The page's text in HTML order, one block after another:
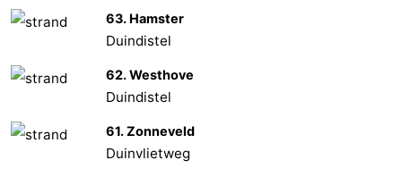
63. Hamster
Duindistel
62. Westhove
Duindistel
61. Zonneveld
Duinvlietweg